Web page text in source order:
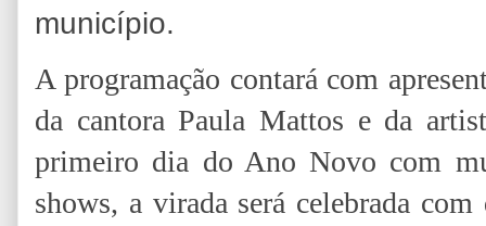
município.
A programação contará com
da cantora Paula Mattos e da
primeiro dia do Ano Novo com
shows, a virada será celebrada